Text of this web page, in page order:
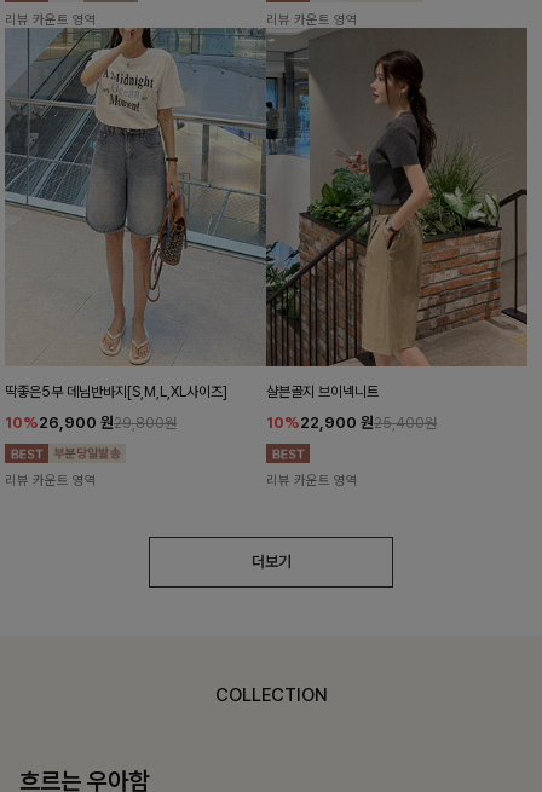
리뷰 카운트 영역 리뷰 카운트 영역
딱좋은5부 데님반바지[S,M,L,XL사이즈]
10%26,900 원29,800원
리뷰 카운트 영역
샬븐골지 브이넥니트
10%22,900 원25,400원
리뷰 카운트 영역
더보기
COLLECTION
가벼운 계절감